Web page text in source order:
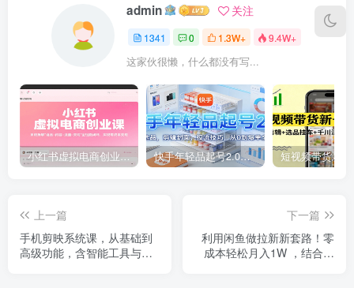
admin 关注
1341 0 1.3W+ 9.4W+
这家伙很懒，什么都没有写...
小红书虚拟电商创业课，系统拆解选品-内容-流量-变现，实现零成本变现 快手年轻品起号2.0：养号选品，剪辑封面，投流技巧，从0到爆单全流程
上一篇
手机剪映系统课，从基础到
高级功能，含智能工具与四
下一篇
利用闲鱼做拉新新套路！零
成本轻松月入1W ，结合网